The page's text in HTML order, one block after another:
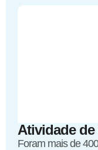
Atividade
Foram mais de